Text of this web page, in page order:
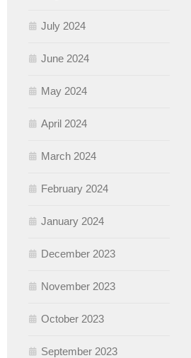
July 2024
June 2024
May 2024
April 2024
March 2024
February 2024
January 2024
December 2023
November 2023
October 2023
September 2023